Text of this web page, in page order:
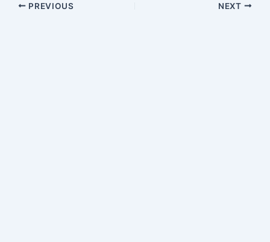
PREVIOUS NEXT